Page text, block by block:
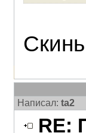
Написал: ta2
RE: